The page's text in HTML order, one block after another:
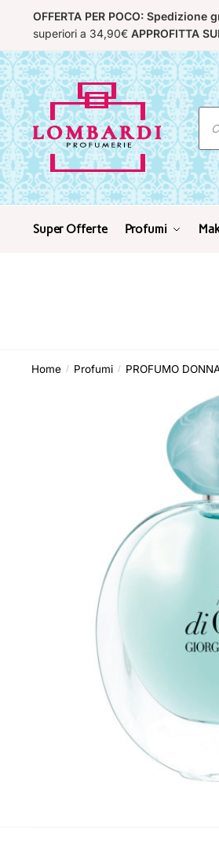
navigation
content
OFFERTA PER POCO: Spedizione
superiori a 34,90€ APPROFITTA
Super Offerte Profumi
Home / Profumi / PROFUMO